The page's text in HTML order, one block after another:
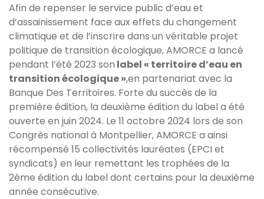
Afin de repenser le service public d’eau et
d’assainissement face aux effets du changement
climatique et de l’inscrire dans un véritable projet
politique de transition écologique, AMORCE a lancé
pendant l’été 2023 son label « territoire d’eau en
transition écologique »,en partenariat avec la
Banque Des Territoires. Forte du succès de la
première édition, la deuxième édition du label a été
ouverte en juin 2024. Le 11 octobre 2024 lors de son
Congrès national à Montpellier, AMORCE a ainsi
récompensé 15 collectivités lauréates (EPCI et
syndicats) en leur remettant les trophées de la
2ème édition du label dont certains pour la deuxième
année consécutive.